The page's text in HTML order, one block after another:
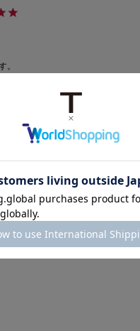
購入、キャンパーより大きく日
日付表示と拡大鏡が追加されて